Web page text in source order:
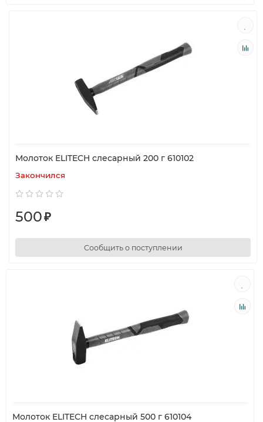
Молоток ELITECH слесарный 200 г 610102
Закончился
500₽
Сообщить о поступлении
Молоток ELITECH слесарный 500 г 610104